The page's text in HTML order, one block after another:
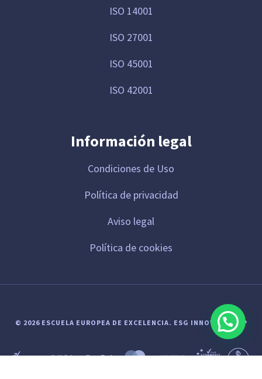
ISO 14001
ISO 27001
ISO 45001
ISO 42001
Información legal
Condiciones de Uso
Política de privacidad
Aviso legal
Política de cookies
© 2026 ESCUELA EUROPEA DE EXCELENCIA. ESG INNOVA GROUP